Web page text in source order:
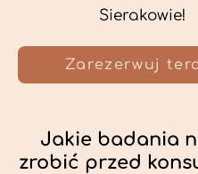
Sierakowie!
Zarezerwuj
Jakie badania
zrobić przed